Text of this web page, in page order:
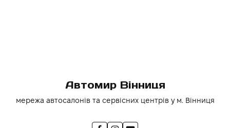
Автомир Вінниця
мережа автосалонів та сервісних центрів у м. Вінниця